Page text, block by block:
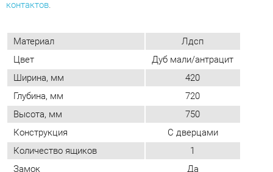
Глубина, мм
Конструкция
С дверцами
Количество ящиков
1
Замок
Да
Наличие колес
Нет
Стиль (тумбы/комоды)
Современный
Применение (тумбы/комоды)
Для стола
Форма (тумбы и комоды)
Прямоугольные
Материал ящиков Лдсп